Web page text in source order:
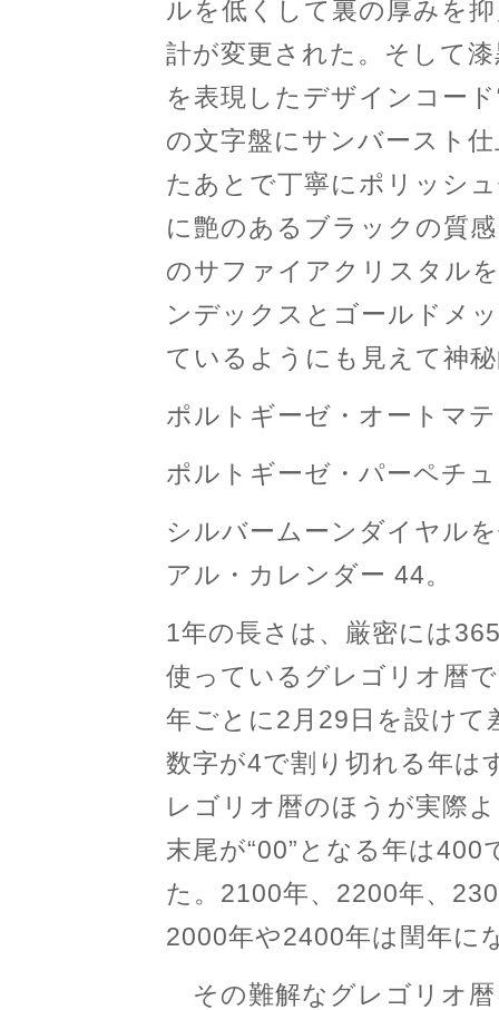
ルを低くして裏の厚みを
計が変更された。そして
を表現したデザインコー
の文字盤にサンバースト
たあとで丁寧にポリッシ
に艶のあるブラックの質
のサファイアクリスタル
ンデックスとゴールドメ
ているようにも見えて神
ポルトギーゼ・オートマ
ポルトギーゼ・パーペチ
シルバームーンダイヤル
アル・カレンダー 44。
1年の長さは、厳密には
使っているグレゴリオ暦
年ごとに2月29日を設けて
数字が4で割り切れる年は
レゴリオ暦のほうが実際
末尾が“00”となる年は
た。2100年、2200年、
2000年や2400年は閏年に
その難解なグレゴリオ